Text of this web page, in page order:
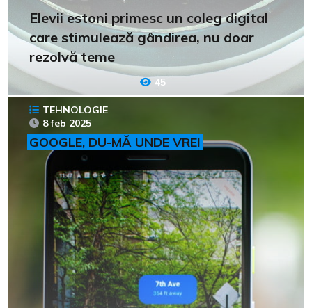
Elevii estoni primesc un coleg digital
care stimulează gândirea, nu doar
rezolvă teme
45
TEHNOLOGIE
8 feb 2025
GOOGLE, DU-MĂ UNDE VREI